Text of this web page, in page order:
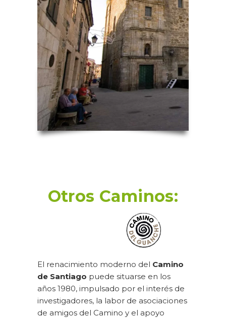
Otros Caminos:
El renacimiento moderno del Camino
de Santiago puede situarse en los
años 1980, impulsado por el interés de
investigadores, la labor de asociaciones
de amigos del Camino y el apoyo